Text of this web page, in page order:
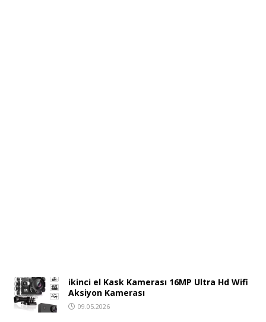
ikinci el Kask Kamerası 16MP Ultra Hd Wifi
Aksiyon Kamerası
09.05.2026